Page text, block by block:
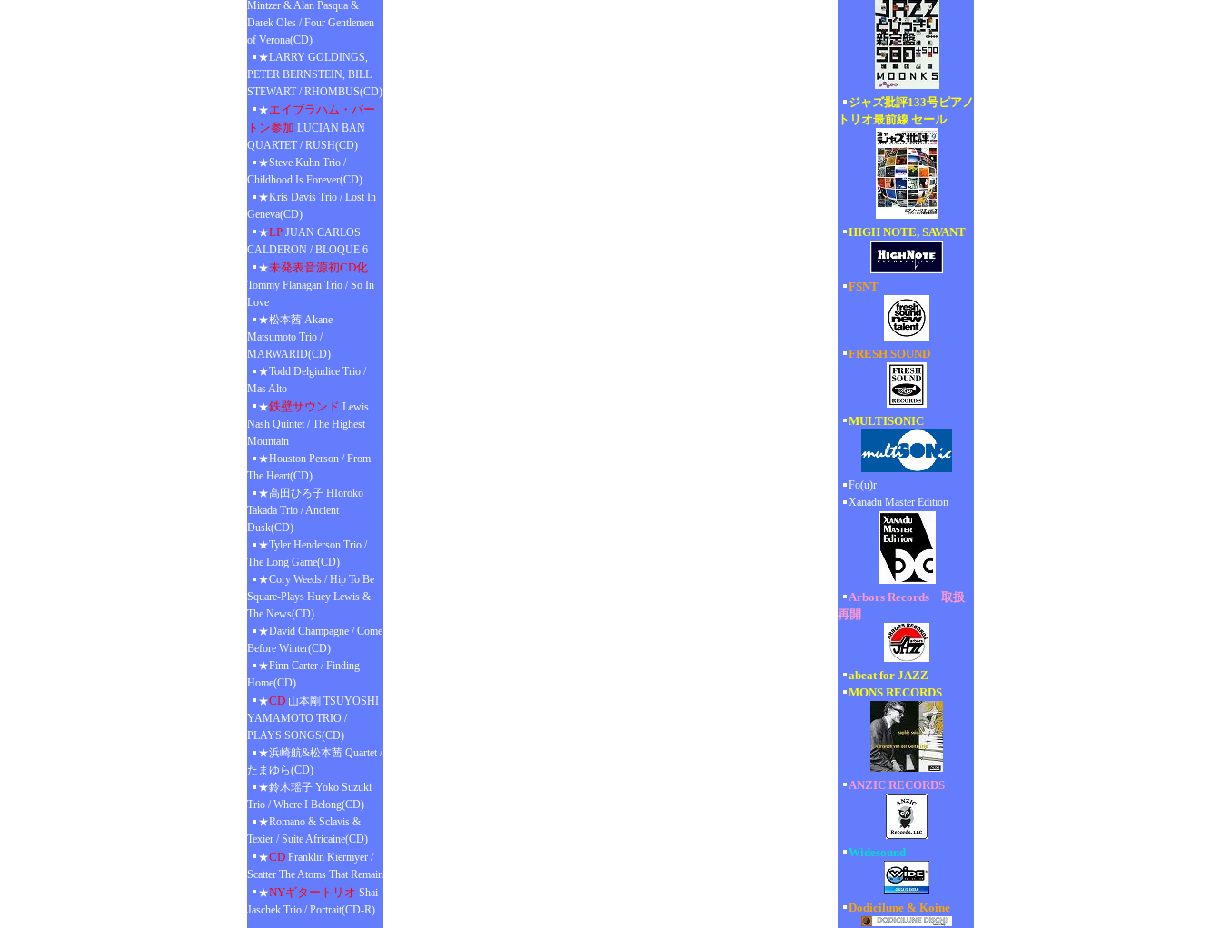
Mintzer & Alan Pasqua &
Darek Oles / Four Gentlemen
of Verona(CD)
★LARRY GOLDINGS,
PETER BERNSTEIN, BILL
STEWART / RHOMBUS(CD)
★エイブラハム・バー
トン参加 LUCIAN BAN
QUARTET / RUSH(CD)
★Steve Kuhn Trio /
Childhood Is Forever(CD)
★Kris Davis Trio / Lost In
Geneva(CD)
★LP JUAN CARLOS
CALDERON / BLOQUE 6
★未発表音源初CD化
Tommy Flanagan Trio / So In
Love
★松本茜 Akane
Matsumoto Trio /
MARWARID(CD)
★Todd Delgiudice Trio /
Mas Alto
★鉄壁サウンド Lewis
Nash Quintet / The Highest
Mountain
★Houston Person / From
The Heart(CD)
★高田ひろ子 HIoroko
Takada Trio / Ancient
Dusk(CD)
★Tyler Henderson Trio /
The Long Game(CD)
★Cory Weeds / Hip To Be
Square-Plays Huey Lewis &
The News(CD)
★David Champagne / Come
Before Winter(CD)
★Finn Carter / Finding
Home(CD)
★CD 山本剛 TSUYOSHI
YAMAMOTO TRIO /
PLAYS SONGS(CD)
★浜崎航&松本茜 Quartet /
たまゆら(CD)
★鈴木瑶子 Yoko Suzuki
Trio / Where I Belong(CD)
★Romano & Sclavis &
Texier / Suite Africaine(CD)
★CD Franklin Kiermyer /
Scatter The Atoms That Remain
★NYギタートリオ Shai
Jaschek Trio / Portrait(CD-R)
ジャズ批評133号ピアノ
トリオ最前線 セール
HIGH NOTE, SAVANT
FSNT
FRESH SOUND
MULTISONIC
Fo(u)r
Xanadu Master Edition
Arbors Records 取扱
再開
abeat for JAZZ
MONS RECORDS
ANZIC RECORDS
Widesound
Dodicilune & Koine